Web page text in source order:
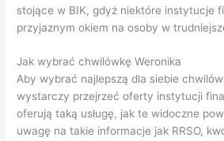
stojące w BIK, gdyż niektóre instytucje
przyjaznym okiem na osoby w
Jak wybrać chwilówkę Weronika
Aby wybrać najlepszą dla siebie
wystarczy przejrzeć oferty instytucji
oferują taką usługę, jak te widoczne
uwagę na takie informacje jak RRSO,